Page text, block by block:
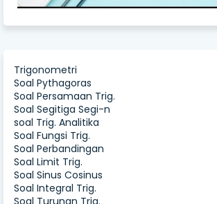
Trigonometri
Soal Pythagoras
Soal Persamaan Trig.
Soal Segitiga Segi-n
soal Trig. Analitika
Soal Fungsi Trig.
Soal Perbandingan
Soal Limit Trig.
Soal Sinus Cosinus
Soal Integral Trig.